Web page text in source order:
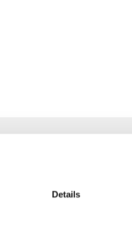
Details